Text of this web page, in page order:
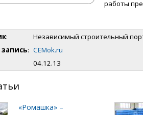
работы
:
Независимый строительный
: CEMok.ru
04.12.13
«Ромашка» –